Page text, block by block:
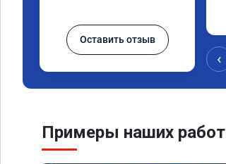
Оставить отзыв
‹
Примеры наших работ